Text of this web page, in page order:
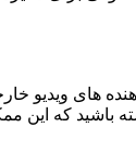
ویدیو
باشید که